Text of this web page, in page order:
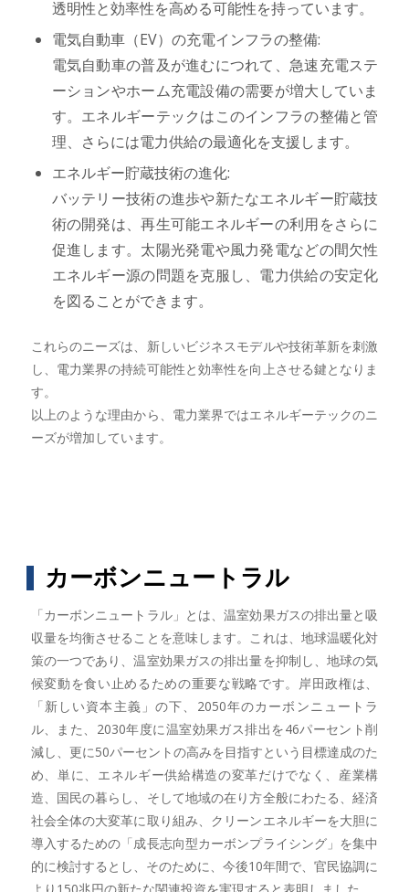
透明性と効率性を高める可能性を持っています。
電気自動車（EV）の充電インフラの整備:
電気自動車の普及が進むにつれて、急速充電ステ
ーションやホーム充電設備の需要が増大していま
す。エネルギーテックはこのインフラの整備と管
理、さらには電力供給の最適化を支援します。
エネルギー貯蔵技術の進化:
バッテリー技術の進歩や新たなエネルギー貯蔵技
術の開発は、再生可能エネルギーの利用をさらに
促進します。太陽光発電や風力発電などの間欠性
エネルギー源の問題を克服し、電力供給の安定化
を図ることができます。
これらのニーズは、新しいビジネスモデルや技術革新を刺激
し、電力業界の持続可能性と効率性を向上させる鍵となりま
す。
以上のような理由から、電力業界ではエネルギーテックのニ
ーズが増加しています。
カーボンニュートラル
「カーボンニュートラル」とは、温室効果ガスの排出量と吸
収量を均衡させることを意味します。これは、地球温暖化対
策の一つであり、温室効果ガスの排出量を抑制し、地球の気
候変動を食い止めるための重要な戦略です。岸田政権は、
「新しい資本主義」の下、2050年のカーボンニュートラ
ル、また、2030年度に温室効果ガス排出を46パーセント削
減し、更に50パーセントの高みを目指すという目標達成のた
め、単に、エネルギー供給構造の変革だけでなく、産業構
造、国民の暮らし、そして地域の在り方全般にわたる、経済
社会全体の大変革に取り組み、クリーンエネルギーを大胆に
導入するための「成長志向型カーボンプライシング」を集中
的に検討するとし、そのために、今後10年間で、官民協調に